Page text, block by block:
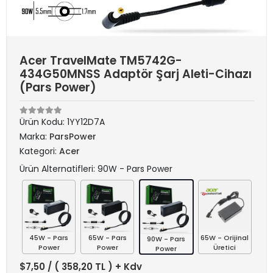
Acer TravelMate TM5742G-
434G50MNSS Adaptör Şarj Aleti-Cihazı
(Pars Power)
Ürün Kodu: 1YY12D7A
Marka: ParsPower
Kategori: Acer
Ürün Alternatifleri: 90W - Pars Power
45W - Pars
Power
65W - Pars
Power
90W - Pars
Power
65W - Orijinal
Üretici
$7,50 / ( 358,20 TL ) + Kdv